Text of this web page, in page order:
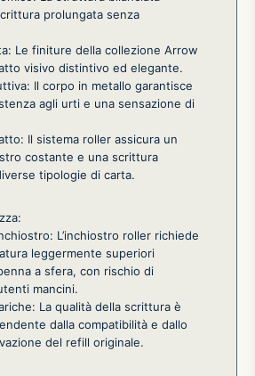
prolungata senza
Le finiture della collezione Arrow
visivo distintivo ed elegante.
Il corpo in metallo garantisce
agli urti e una sensazione di
Il sistema roller assicura un
costante e una scrittura
tipologie di carta.
L’inchiostro roller richiede
leggermente superiori
a sfera, con rischio di
mancini.
La qualità della scrittura è
dalla compatibilità e dallo
del refill originale.